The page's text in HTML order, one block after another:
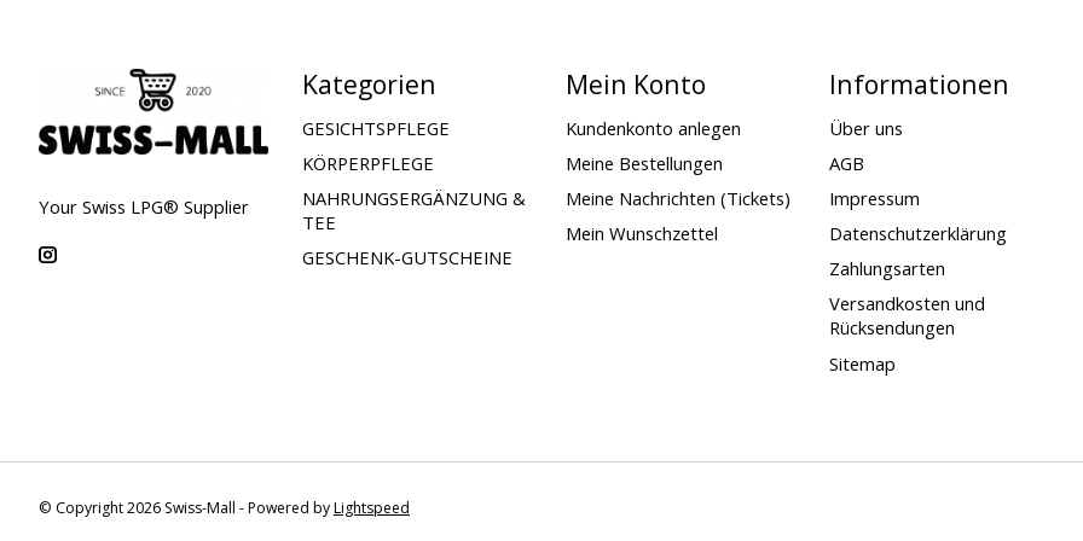
Your Swiss LPG® Supplier
Kategorien
GESICHTSPFLEGE
KÖRPERPFLEGE
NAHRUNGSERGÄNZUNG &
TEE
GESCHENK-GUTSCHEINE
Mein Konto
Kundenkonto anlegen
Meine Bestellungen
Meine Nachrichten (Tickets)
Mein Wunschzettel
Informationen
Über uns
AGB
Impressum
Datenschutzerklärung
Zahlungsarten
Versandkosten und
Rücksendungen
Sitemap
© Copyright 2026 Swiss-Mall - Powered byLightspeed